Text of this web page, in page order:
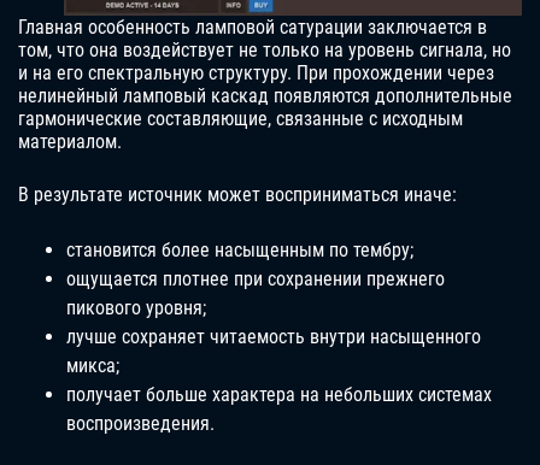
Главная особенность ламповой сатурации заключается в
том, что она воздействует не только на уровень сигнала, но
и на его спектральную структуру. При прохождении через
нелинейный ламповый каскад появляются дополнительные
гармонические составляющие, связанные с исходным
материалом.
В результате источник может восприниматься иначе:
становится более насыщенным по тембру;
ощущается плотнее при сохранении прежнего
пикового уровня;
лучше сохраняет читаемость внутри насыщенного
микса;
получает больше характера на небольших системах
воспроизведения.